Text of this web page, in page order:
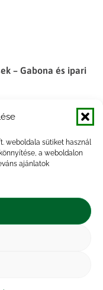
weboldala sütiket használ
a weboldalon
ajánlatok
– Gabona és ipari
– Gabona és ipari